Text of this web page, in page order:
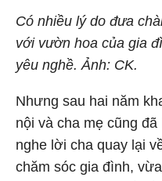
Có nhiều lý do đưa
với vườn hoa của gia
yêu nghề. Ảnh: CK.
Nhưng sau hai năm
nội và cha mẹ cũng
nghe lời cha quay lại
chăm sóc gia đình,